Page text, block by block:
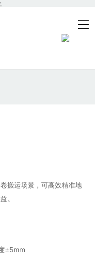
搬运场景，可高效精准地
。
±5mm